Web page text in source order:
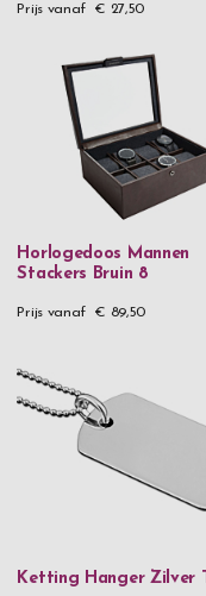
Vezzosi
Victorinox
Vildmark
Xapron
Zippo
Zwilling
24K vergulde
90%
Aluminium
Prijs vanaf € 27,50
Horlogedoos Mannen
Stackers Bruin 8
Prijs vanaf € 89,50
Ketting Hanger Zilver